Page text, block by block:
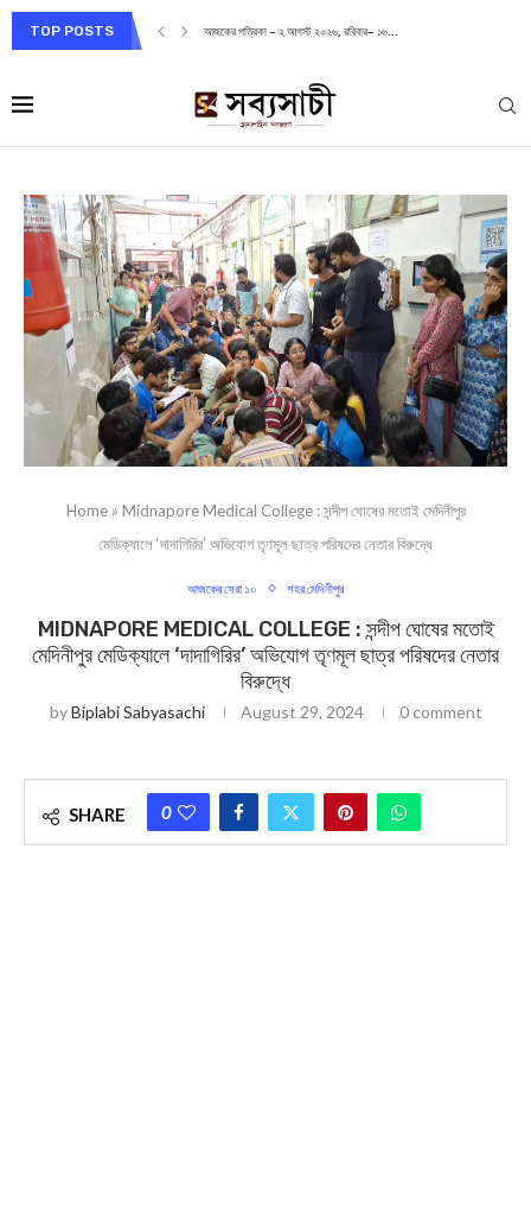
TOP POSTS আজকের পত্রিকা – ২ আগস্ট ২০২৬, রবিবার– ১৬...
Home» Midnapore Medical College : সন্দীপ ঘোষের মতোই মেদিনীপুর
মেডিক্যালে ‘দাদাগিরির’ অভিযোগ তৃণমূল ছাত্র পরিষদের নেতার বিরুদ্ধে
আজকের সেরা ১০ শহর মেদিনীপুর
MIDNAPORE MEDICAL COLLEGE : সন্দীপ ঘোষের মতোই
মেদিনীপুর মেডিক্যালে ‘দাদাগিরির’ অভিযোগ তৃণমূল ছাত্র পরিষদের নেতার
বিরুদ্ধে
byBiplabi Sabyasachi August 29, 2024 0 comment
SHARE 0